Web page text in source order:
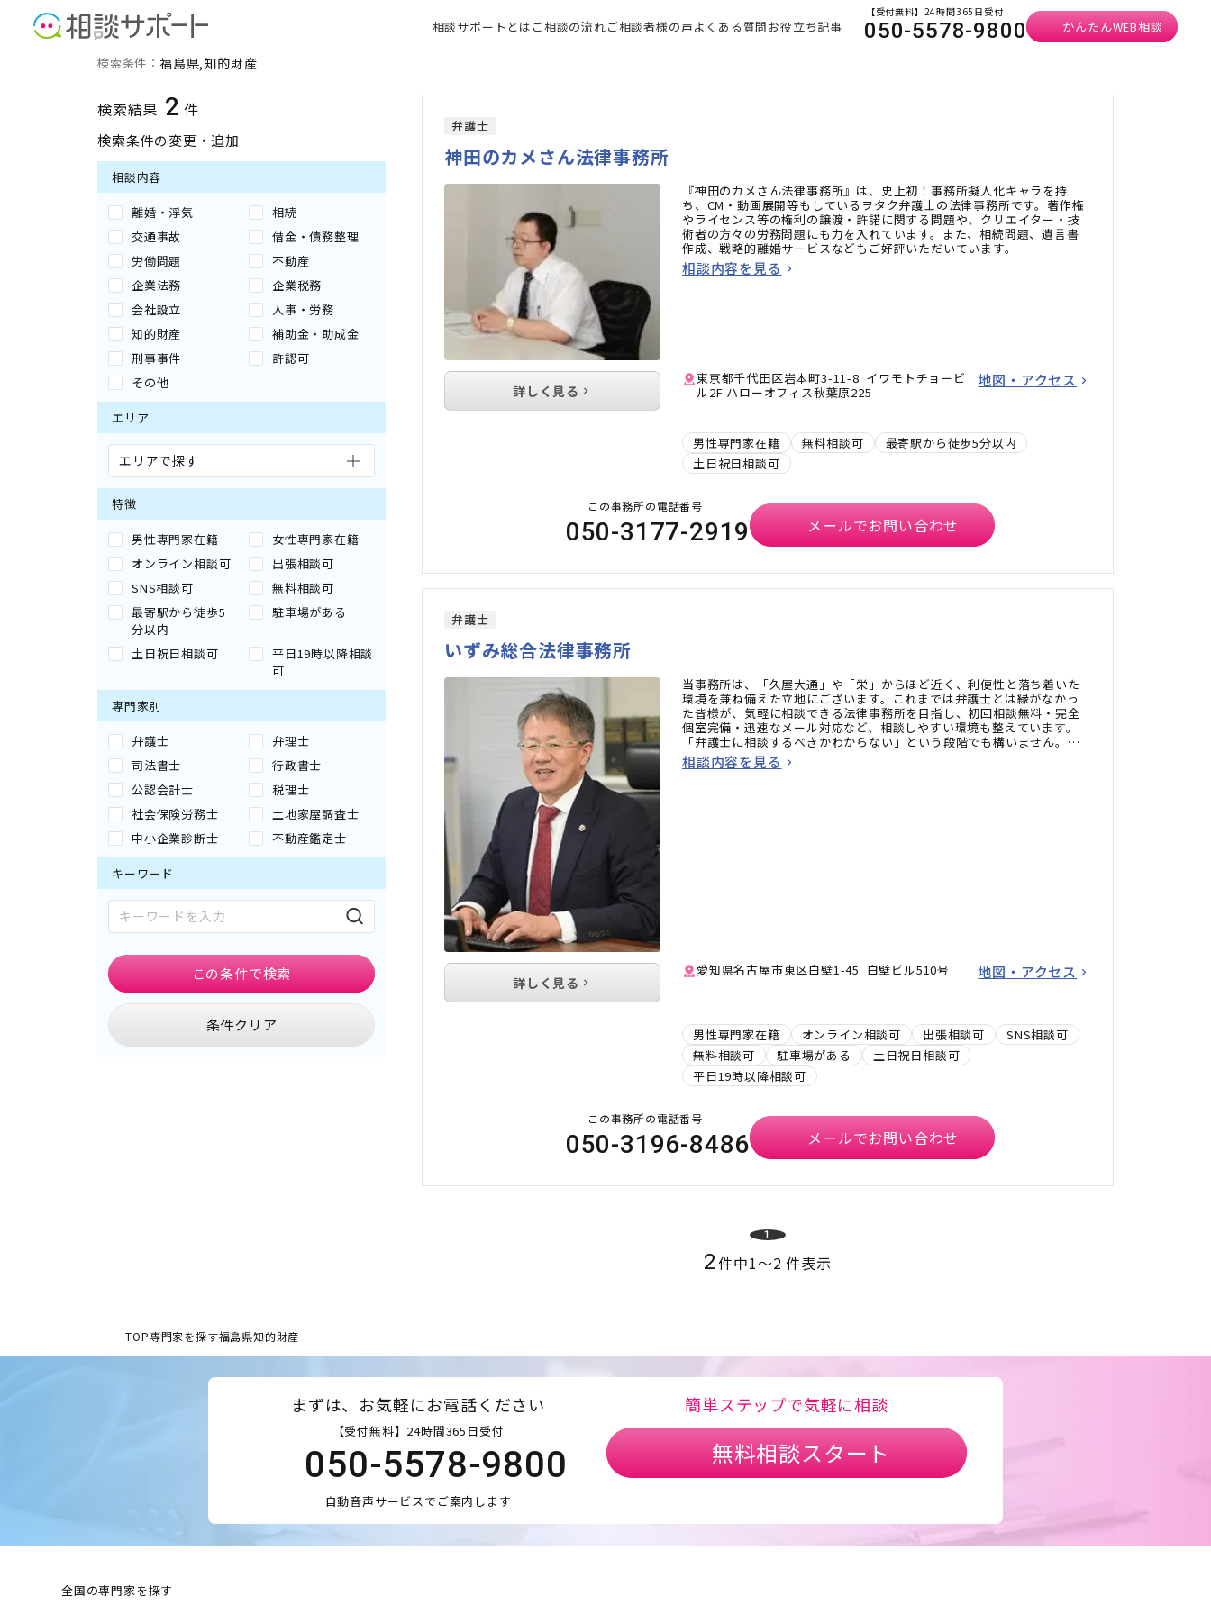
相談サポートとは ご相談の流れご相談者様の声よくある質問お役立ち記事
【受付無料】24時間365日受付
050-5578-9800 かんたんWEB相談
福島県の知的財産に強い専門家の検索結果
検索条件： 福島県 知的財産
検索結果 2 件
検索条件の変更・追加
相談内容
離婚・浮気
相続
交通事故
借金・債務整理
労働問題
不動産
企業法務
企業税務
会社設立
人事・労務
知的財産
補助金・助成金
刑事事件
許認可
その他
エリア
エリアで探す
特徴
男性専門家在籍
女性専門家在籍
オンライン相談可
出張相談可
SNS相談可
無料相談可
最寄駅から徒歩5
分以内
駐車場がある
土日祝日相談可
平日19時以降相談
可
専門家別
弁護士
弁理士
司法書士
行政書士
公認会計士
税理士
社会保険労務士
土地家屋調査士
中小企業診断士
不動産鑑定士
キーワード
条件クリア
この条件で検索
弁護士
神田のカメさん法律事務所
『神田のカメさん法律事務所』は、史上初！事務所擬人化キャラを持
ち、CM・動画展開等もしているヲタク弁護士の法律事務所です。著作権
やライセンス等の権利の譲渡・許諾に関する問題や、クリエイター・技
術者の方々の労務問題にも力を入れています。また、相続問題、遺言書
作成、戦略的離婚サービスなどもご好評いただいています。
相談内容を見る
東京都千代田区岩本町3-11-8 イワモトチョービ
ル2F ハローオフィス秋葉原225
地図・アクセス
男性専門家在籍 無料相談可
最寄駅から徒歩5分以内
土日祝日相談可
詳しく見る
この事務所の電話番号
050-3177-2919 メールでお問い合わせ
弁護士
いずみ総合法律事務所
当事務所は、「久屋大通」や「栄」からほど近く、利便性と落ち着いた
環境を兼ね備えた立地にございます。これまでは弁護士とは縁がなかっ
た皆様が、気軽に相談できる法律事務所を目指し、初回相談無料・完全
個室完備・迅速なメール対応など、相談しやすい環境も整えています。
「弁護士に相談するべきかわからない」という段階でも構いません。ぜ
ひお気軽にご相談ください。
相談内容を見る
愛知県名古屋市東区白壁1-45 白壁ビル510号 地図・アクセス
男性専門家在籍 オンライン相談可 出張相談可
SNS相談可
無料相談可
駐車場がある
土日祝日相談可
平日19時以降相談可
詳しく見る
この事務所の電話番号
050-3196-8486 メールでお問い合わせ
1
2件中1〜2 件表示
TOP専門家を探す福島県知的財産
まずは、お気軽にお電話ください
【受付無料】24時間365日受付
050-5578-9800
自動音声サービスでご案内します
簡単ステップで気軽に相談
無料相談スタート
全国の専門家を探す